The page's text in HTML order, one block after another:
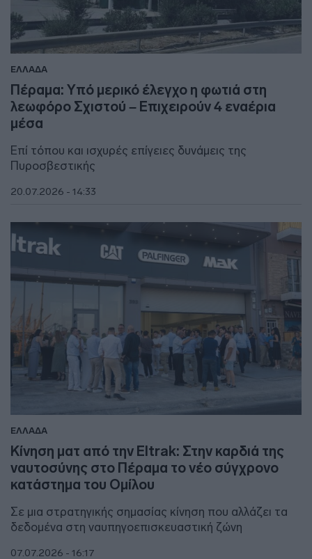
ΕΛΛΑΔΑ
Πέραμα: Υπό μερικό έλεγχο η φωτιά στη
λεωφόρο Σχιστού – Επιχειρούν 4 εναέρια
μέσα
Επί τόπου και ισχυρές επίγειες δυνάμεις της
Πυροσβεστικής
20.07.2026 - 14:33
ΕΛΛΑΔΑ
Κίνηση ματ από την Eltrak: Στην καρδιά της
ναυτοσύνης στο Πέραμα το νέο σύγχρονο
κατάστημα του Ομίλου
Σε μια στρατηγικής σημασίας κίνηση που αλλάζει τα
δεδομένα στη ναυπηγοεπισκευαστική ζώνη
07.07.2026 - 16:17